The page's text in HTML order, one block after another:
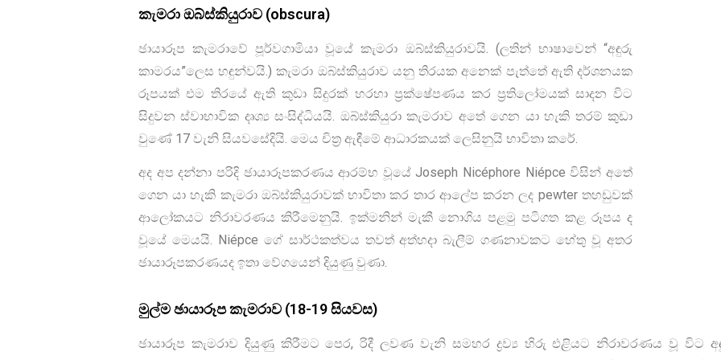
කැමරා ඔබ්ස්කියුරාව (obscura)
ඡායාරූප කැමරාවේ පූර්වගාමියා වූයේ කැමරා ඔබ්ස්කියුරාවයි. (ලතින් භාෂාවෙන් “අඳුරු
කාමරය”ලෙස හඳුන්වයි.) කැමරා ඔබ්ස්කියුරාව යනු තිරයක අනෙක් පැත්තේ ඇති දර්ශනයක
රූපයක් එම තිරයේ ඇති කුඩා සිදුරක් හරහා ප්‍රක්ෂේපණය කර ප්‍රතිලෝමයක් සාදන විට
සිදුවන ස්වාභාවික දෘශ්‍ය සංසිද්ධියයි. ඔබ්ස්කියුරා කැමරාව අතේ ගෙන යා හැකි තරම් කුඩා
වුණේ 17 වැනි සියවසේදියි. මෙය චිත්‍ර ඇඳීමේ ආධාරකයක් ලෙසිනුයි භාවිතා කරේ.
අද අප දන්නා පරිදි ඡායාරූපකරණය ආරම්භ වූයේ Joseph Nicéphore Niépce විසින් අතේ
ගෙන යා හැකි කැමරා ඔබ්ස්කියුරාවක් භාවිතා කර තාර ආලේප කරන ලද pewter තහඩුවක්
ආලෝකයට නිරාවරණය කිරීමෙනුයි. ඉක්මනින් මැකී නොගිය පළමු පටිගත කළ රූපය ද
වූයේ මෙයයි. Niépce ගේ සාර්ථකත්වය තවත් අත්හදා බැලීම් ගණනාවකට හේතු වූ අතර
ඡායාරූපකරණයද ඉතා වේගයෙන් දියුණු වුණා.
මුල්ම ඡායාරූප කැමරාව (18-19 සියවස)
ඡායාරූප කැමරාව දියුණු කිරීමට පෙර, රිදී ලවණ වැනි සමහර ද්‍රව්‍ය හිරු එළියට නිරාවරණය වූ